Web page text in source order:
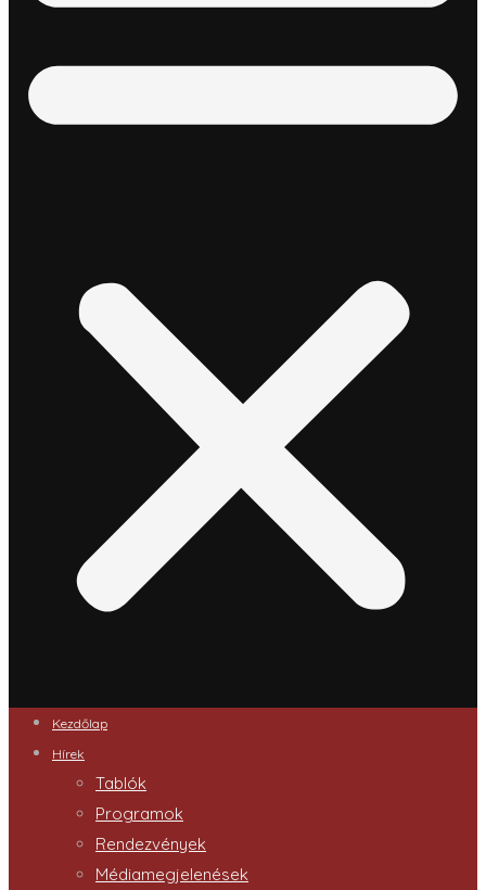
Kezdőlap
Hírek
Tablók
Programok
Rendezvények
Médiamegjelenések